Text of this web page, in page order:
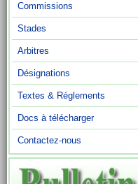
Commissions
Stades
Arbitres
Désignations
Textes & Réglements
Docs à télécharger
Contactez-nous